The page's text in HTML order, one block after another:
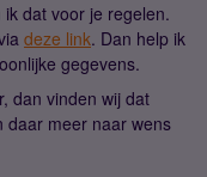
dat voor je regelen.
deze link. Dan help ik
gegevens.
dan vinden wij dat
daar meer naar wens